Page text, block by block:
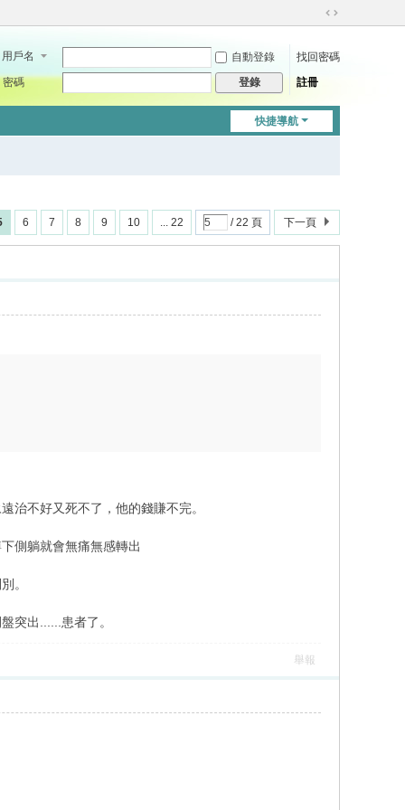
切
到
用戶名 自動登錄
找回密碼
密碼
登錄 註冊
快捷導航
6 7 8 9 10 ... 22 / 22 頁 下一頁
治不好又死不了，他的錢賺不完。
側躺就會無痛無感轉出
。
突出......患者了。
舉報